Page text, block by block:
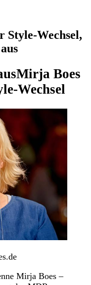
Wechsel,
Mirja Boes
Wechsel
Mirja Boes –